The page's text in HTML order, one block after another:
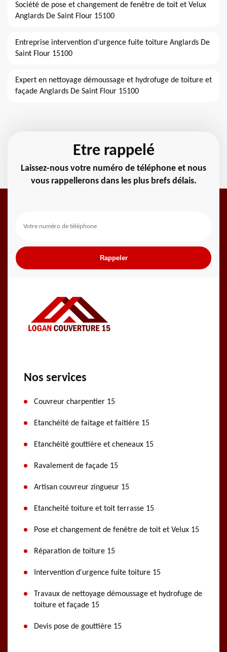
Société de pose et changement de fenêtre de toit et Velux
Anglards De Saint Flour 15100
Entreprise intervention d'urgence fuite toiture Anglards De
Saint Flour 15100
Expert en nettoyage démoussage et hydrofuge de toiture et
façade Anglards De Saint Flour 15100
Etre rappelé
Laissez-nous votre numéro de téléphone et nous
vous rappellerons dans les plus brefs délais.
Nos services
Couvreur charpentier 15
Etanchéité de faitage et faitière 15
Etanchéité gouttière et cheneaux 15
Ravalement de façade 15
Artisan couvreur zingueur 15
Etancheité toiture et toit terrasse 15
Pose et changement de fenêtre de toit et Velux 15
Réparation de toiture 15
Intervention d'urgence fuite toiture 15
Travaux de nettoyage démoussage et hydrofuge de
toiture et façade 15
Devis pose de gouttière 15